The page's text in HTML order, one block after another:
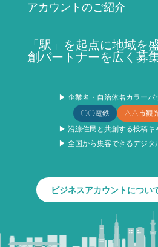
アカウントのご紹介
「駅」を起点に地域を
創パートナーを広く募
▶ 企業名・自治体名カラーバ
〇〇電鉄
△△市観
▶ 沿線住民と共創する投稿キ
▶ 全国から集客できるデジタ
ビジネスアカウントについ